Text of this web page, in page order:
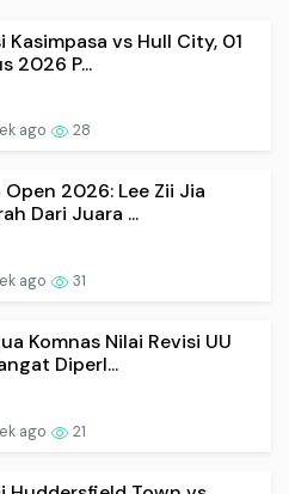
Kasimpasa vs Hull City, 01
2026 P...
ago 28
Open 2026: Lee Zii Jia
Dari Juara ...
ago 31
Komnas Nilai Revisi UU
Diperl...
ago 21